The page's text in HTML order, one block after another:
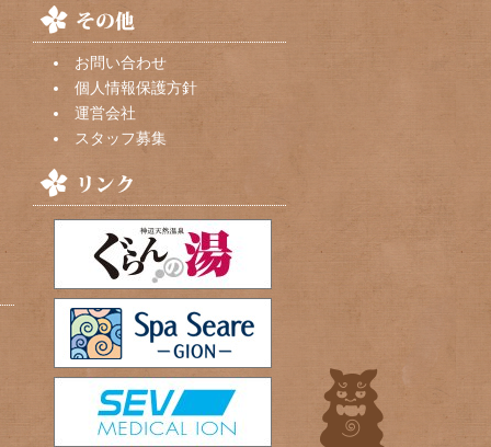
お問い合わせ
個人情報保護方針
運営会社
スタッフ募集